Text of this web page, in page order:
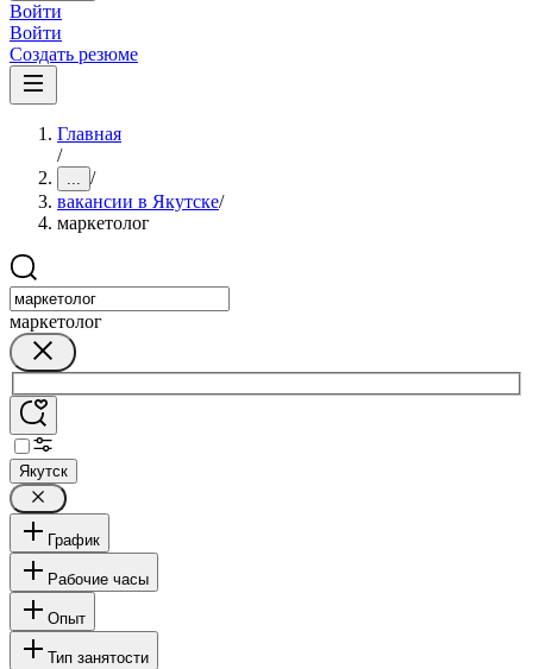
Войти
Войти
Создать резюме
Главная
/
... /
вакансии в Якутске/
маркетолог
маркетолог
Якутск
График
Рабочие часы
Опыт
Тип занятости